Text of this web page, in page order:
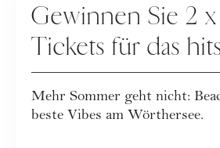
Gewinnen Sie 2
Tickets für das
MASTERS
powered by
Mehr Sommer geht nicht:
beste Vibes am Wörthersee.